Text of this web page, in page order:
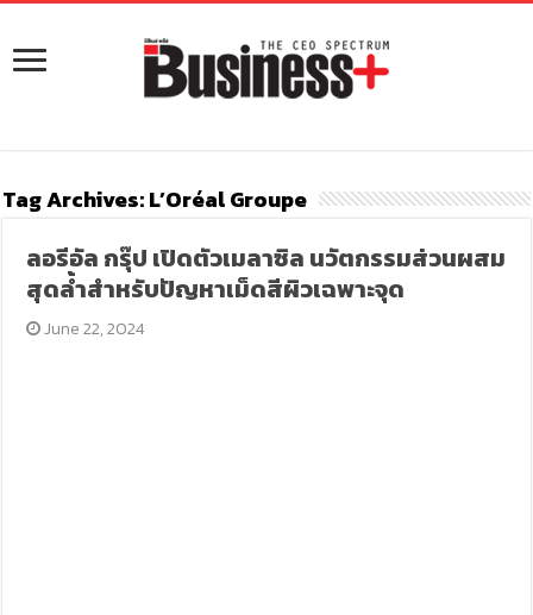
Tag Archives:L’Oréal Groupe
ลอรีอัล กรุ๊ป เปิดตัวเมลาซิล นวัตกรรมส่วนผสม
สุดล้ำสำหรับปัญหาเม็ดสีผิวเฉพาะจุด
June 22, 2024